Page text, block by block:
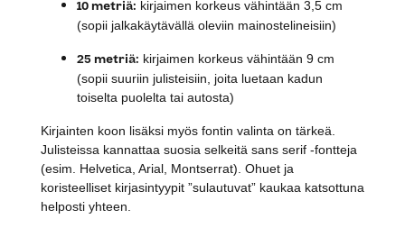
10 metriä: kirjaimen korkeus vähintään 3,5 cm
(sopii jalkakäytävällä oleviin mainostelineisiin)
25 metriä: kirjaimen korkeus vähintään 9 cm
(sopii suuriin julisteisiin, joita luetaan kadun
toiselta puolelta tai autosta)
Kirjainten koon lisäksi myös fontin valinta on tärkeä.
Julisteissa kannattaa suosia selkeitä sans serif -fontteja
(esim. Helvetica, Arial, Montserrat). Ohuet ja
koristeelliset kirjasintyypit ”sulautuvat” kaukaa katsottuna
helposti yhteen.